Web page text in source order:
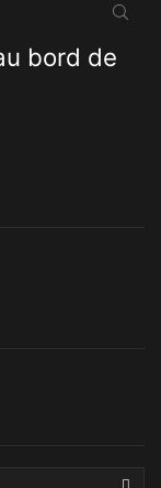
bord de